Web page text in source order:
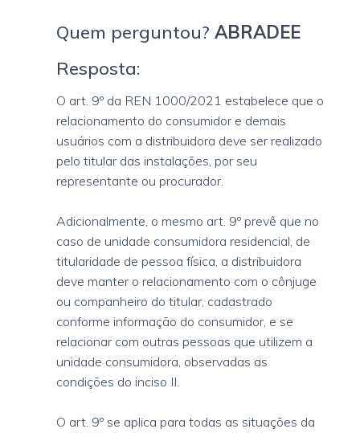
Quem perguntou? ABRADEE
Resposta:
O art. 9º da REN 1000/2021 estabelece que o
relacionamento do consumidor e demais
usuários com a distribuidora deve ser realizado
pelo titular das instalações, por seu
representante ou procurador.
Adicionalmente, o mesmo art. 9º prevê que no
caso de unidade consumidora residencial, de
titularidade de pessoa física, a distribuidora
deve manter o relacionamento com o cônjuge
ou companheiro do titular, cadastrado
conforme informação do consumidor, e se
relacionar com outras pessoas que utilizem a
unidade consumidora, observadas as
condições do inciso II.
O art. 9º se aplica para todas as situações da